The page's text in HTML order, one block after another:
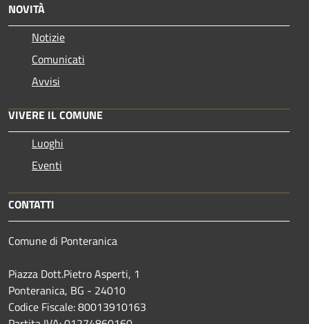
NOVITÀ
Notizie
Comunicati
Avvisi
VIVERE IL COMUNE
Luoghi
Eventi
CONTATTI
Comune di Ponteranica
Piazza Dott.Pietro Asperti, 1
Ponteranica, BG - 24010
Codice Fiscale: 80013910163